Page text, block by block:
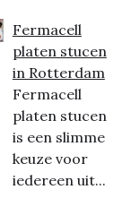
Fermacell
platen stucen
in Rotterdam
Fermacell
platen stucen
is een slimme
keuze voor
iedereen uit...